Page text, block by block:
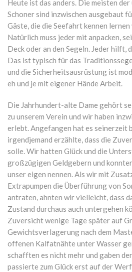
Heute ist das anders. Die meisten
Schoner sind inzwischen ausgebaut
Gäste, die die Seefahrt kennen lernen
Natürlich muss jeder mit anpacken,
Deck oder an den Segeln. Jeder hilft,
Das ist typisch für das
und die Sicherheitsausrüstung ist
eh und je mit eigener Hände Arbeit.
Die Jahrhundert-alte Dame gehört
zu unserem Verein und wir haben
erlebt. Angefangen hat es seinerzeit
irgendjemand erzählte, dass die
solle. Wir hatten Glück und die
großzügigen Geldgebern und
unser eigen nennen. Als wir mit
Extrapumpen die Überführung von
antraten, ahnten wir vielleicht, dass
Zustand durchaus auch untergehen
Zuversicht wenige Tage später auf
Gewichtsverlagerung nach dem
offenen Kalfatnähte unter Wasser
schafften es nicht mehr und gaben
passierte zum Glück erst auf der